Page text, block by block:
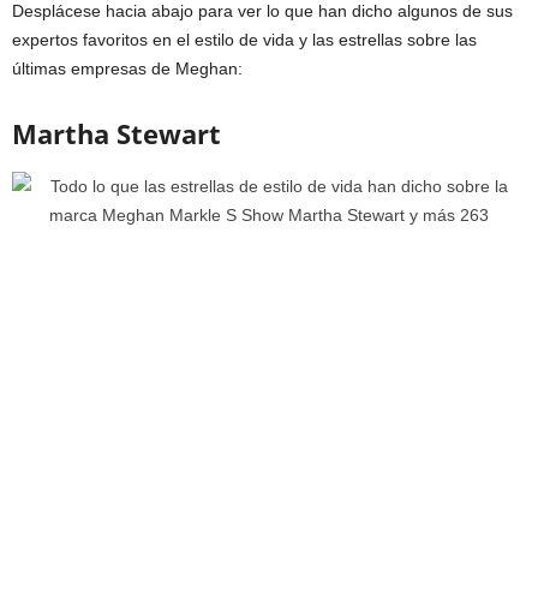
Desplácese hacia abajo para ver lo que han dicho algunos de sus
expertos favoritos en el estilo de vida y las estrellas sobre las
últimas empresas de Meghan:
Martha Stewart